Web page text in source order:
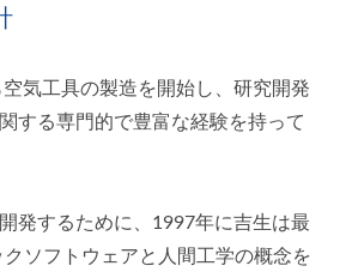
気工具の製造を開始し、研究開発
する専門的で豊富な経験を持って
発するために、1997年に吉生は最
ソフトウェアと人間工学の概念を